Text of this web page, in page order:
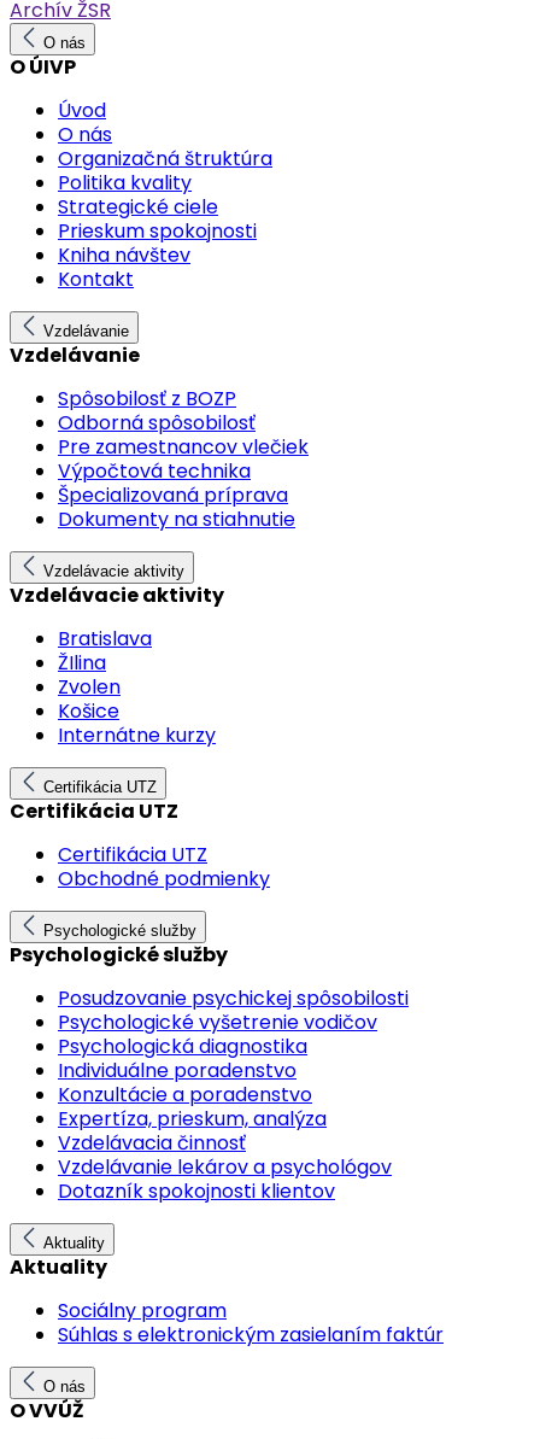
Archív ŽSR
O nás
O ÚIVP
Úvod
O nás
Organizačná štruktúra
Politika kvality
Strategické ciele
Prieskum spokojnosti
Kniha návštev
Kontakt
Vzdelávanie
Vzdelávanie
Spôsobilosť z BOZP
Odborná spôsobilosť
Pre zamestnancov vlečiek
Výpočtová technika
Špecializovaná príprava
Dokumenty na stiahnutie
Vzdelávacie aktivity
Vzdelávacie aktivity
Bratislava
ŽIlina
Zvolen
Košice
Internátne kurzy
Certifikácia UTZ
Certifikácia UTZ
Certifikácia UTZ
Obchodné podmienky
Psychologické služby
Psychologické služby
Posudzovanie psychickej spôsobilosti
Psychologické vyšetrenie vodičov
Psychologická diagnostika
Individuálne poradenstvo
Konzultácie a poradenstvo
Expertíza, prieskum, analýza
Vzdelávacia činnosť
Vzdelávanie lekárov a psychológov
Dotazník spokojnosti klientov
Aktuality
Aktuality
Sociálny program
Súhlas s elektronickým zasielaním faktúr
O nás
O VVÚŽ